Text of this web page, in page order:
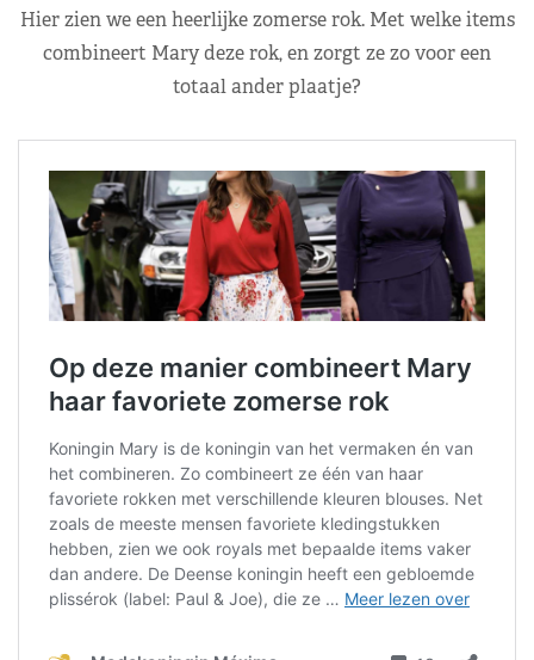
Hier zien we een heerlijke zomerse rok. Met welke items
combineert Mary deze rok, en zorgt ze zo voor een
totaal ander plaatje?